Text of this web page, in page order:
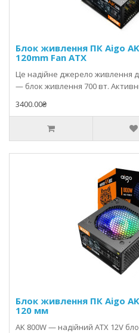
Блок живлення ПК Aigo AK
120mm Fan ATX
Це надійне джерело живлення
— блок живлення 700 вт.
3400.00₴
Блок живлення ПК Aigo
120 мм
AK 800W — надійний ATX 12V